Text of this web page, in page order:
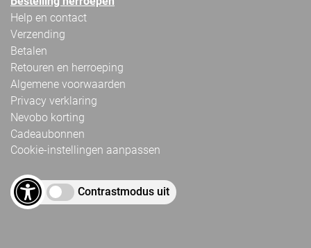
Help en contact
Verzending
Betalen
Retouren en herroeping
Algemene voorwaarden
Privacy verklaring
Nevobo korting
Cadeaubonnen
Cookie-instellingen aanpassen
Contrastmodus uit